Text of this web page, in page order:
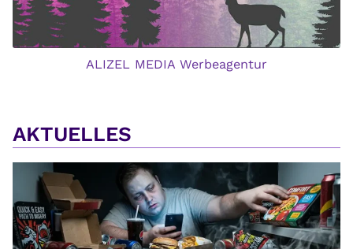
ALIZEL MEDIA Werbeagentur
AKTUELLES